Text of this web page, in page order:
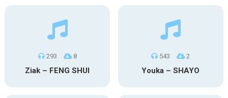
293 8
Ziak – FENG SHUI
543 2
Youka – SHAYO